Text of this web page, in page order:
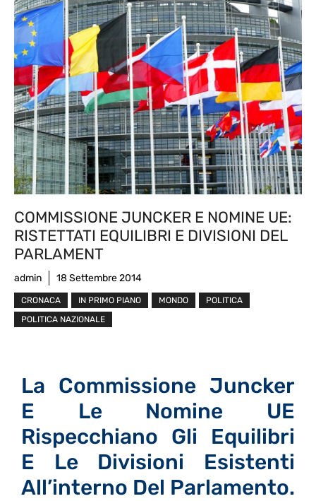
COMMISSIONE JUNCKER E NOMINE UE:
RISTETTATI EQUILIBRI E DIVISIONI DEL
PARLAMENT
admin 18 Settembre 2014
CRONACA IN PRIMO PIANO MONDO
POLITICA
POLITICA NAZIONALE
La Commissione Juncker
E Le Nomine UE
Rispecchiano Gli Equilibri
E Le Divisioni Esistenti
All’interno Del Parlamento.